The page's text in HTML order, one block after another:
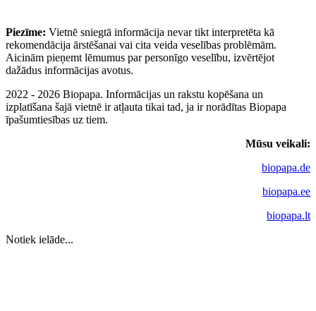
Piezīme: Vietnē sniegtā informācija nevar tikt interpretēta kā
rekomendācija ārstēšanai vai cita veida veselības problēmām.
Aicinām pieņemt lēmumus par personīgo veselību, izvērtējot
dažādus informācijas avotus.
2022 - 2026 Biopapa. Informācijas un rakstu kopēšana un
izplatīšana šajā vietnē ir atļauta tikai tad, ja ir norādītas Biopapa
īpašumtiesības uz tiem.
Mūsu veikali:
biopapa.de
biopapa.ee
biopapa.lt
Notiek ielāde...